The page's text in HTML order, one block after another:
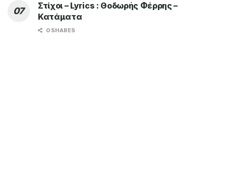
Στίχοι – Lyrics : Θοδωρής Φέρρης –
Κατάματα
0 SHARES